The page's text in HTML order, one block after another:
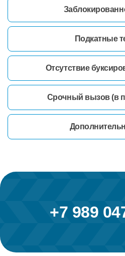
Подкатные
Отсутствие
Срочный вызов (в
+7 989